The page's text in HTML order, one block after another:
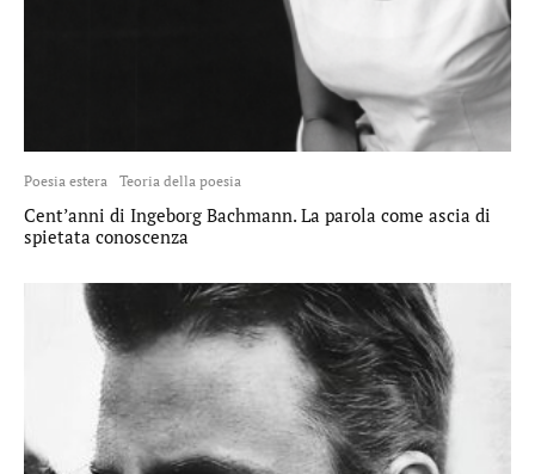
Poesia estera Teoria della poesia
Cent’anni di Ingeborg Bachmann. La parola come ascia di
spietata conoscenza